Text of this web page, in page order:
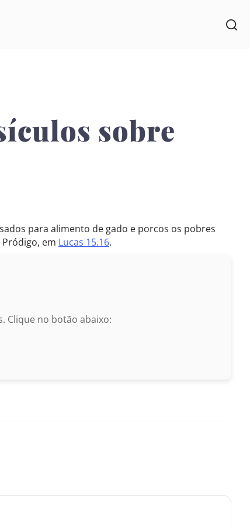
sobre
para alimento de gado e porcos os pobres
em Lucas 15.16.
Clique no botão abaixo: